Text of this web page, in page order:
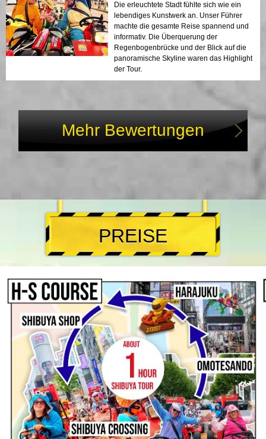
Die erleuchtete Stadt fühlte sich wie ein
lebendiges Kunstwerk an. Unser Führer
machte die gesamte Reise spannend und
informativ. Die Überquerung der
Regenbogenbrücke und der Blick auf die
panoramische Skyline waren das Highlight
der Tour.
Mehr Bewertungen
PREISE